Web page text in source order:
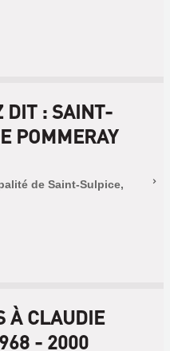
DIT : SAINT-
POMMERAY
de Saint-Sulpice,
À CLAUDIE
- 2000